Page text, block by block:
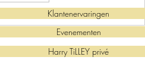
Klantenervaringen
Evenementen
Harry TiLLEY privé